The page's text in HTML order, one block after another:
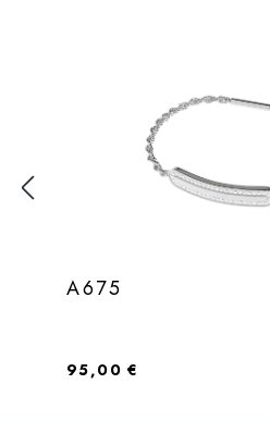
A675
Regulärer Preis:
95,00 €